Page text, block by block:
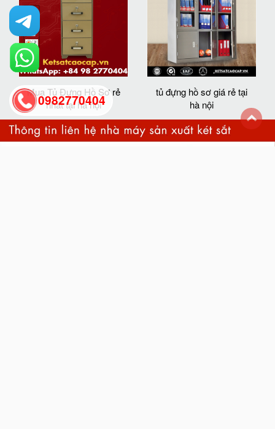
Mua Tủ Đựng Hồ Sơ rẻ
nhất tại hà nội
tủ đựng hồ sơ giá rẻ tại
hà nội
0982770404
back